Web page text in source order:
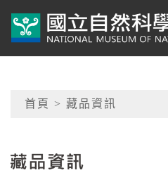
典藏網-國
網頁導覽
首頁 > 藏品資訊